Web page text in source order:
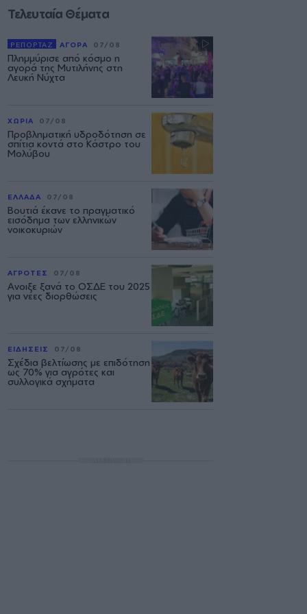
Τελευταία Θέματα
ΡΕΠΟΡΤΑΖ ΑΓΟΡΑ 07/08
Πλημμύρισε από κόσμο η
αγορά της Μυτιλήνης στη
Λευκή Νύχτα
ΧΩΡΙΑ 07/08
Προβληματική υδροδότηση σε
σπίτια κοντά στο Κάστρο του
Μολύβου
ΕΛΛΑΔΑ 07/08
Βουτιά έκανε το πραγματικό
εισόδημα των ελληνικών
νοικοκυριών
ΑΓΡΟΤΕΣ 07/08
Ανοιξε ξανά το ΟΣΔΕ του 2025
για νέες διορθώσεις
ΕΙΔΗΣΕΙΣ 07/08
Σχέδια βελτίωσης με επιδότηση
ως 70% για αγρότες και
συλλογικά σχήματα